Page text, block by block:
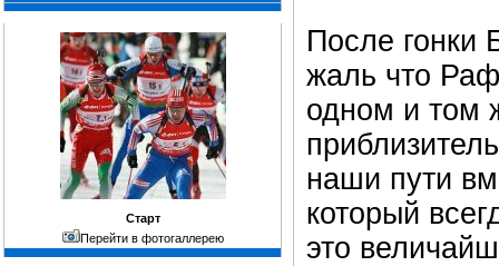
Старт
Перейти в фотогаллерею
После гонки
жаль что
одном и том
наши пути
который
это